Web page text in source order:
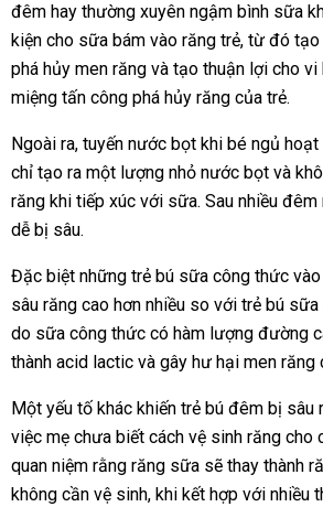
đêm hay thường xuyên ngậm bình sữa
kiện cho sữa bám vào răng trẻ, từ đó
phá hủy men răng và tạo thuận lợi cho
miệng tấn công phá hủy răng của trẻ.
Ngoài ra, tuyến nước bọt khi bé ngủ
chỉ tạo ra một lượng nhỏ nước bọt và
răng khi tiếp xúc với sữa. Sau nhiều
dễ bị sâu.
Đặc biệt những trẻ bú sữa công thức
sâu răng cao hơn nhiều so với trẻ bú sữa
do sữa công thức có hàm lượng đường
thành acid lactic và gây hư hại men răng
Một yếu tố khác khiến trẻ bú đêm bị sâu
việc mẹ chưa biết cách vệ sinh răng cho
quan niệm rằng răng sữa sẽ thay thành
không cần vệ sinh, khi kết hợp với nhiều